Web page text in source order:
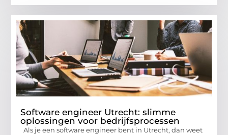
Software engineer Utrecht: slimme
oplossingen voor bedrijfsprocessen
Als je een software engineer bent in Utrecht, dan weet